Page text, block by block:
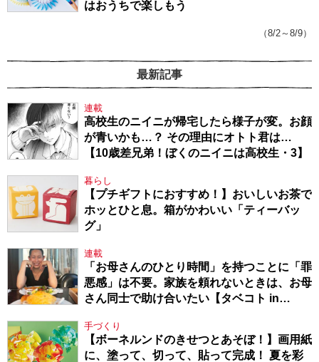
はおうちで楽しもう
（8/2～8/9）
最新記事
連載
高校生のニイニが帰宅したら様子が変。お顔
が青いかも…？ その理由にオトト君は…
【10歳差兄弟！ぼくのニイニは高校生・3】
暮らし
【プチギフトにおすすめ！】おいしいお茶で
ホッとひと息。箱がかわいい「ティーバッ
グ」
連載
「お母さんのひとり時間」を持つことに「罪
悪感」は不要。家族を頼れないときは、お母
さん同士で助け合いたい【タベコト in
手づくり
【ボーネルンドのきせつとあそぼ！】画用紙
に、塗って、切って、貼って完成！ 夏を彩